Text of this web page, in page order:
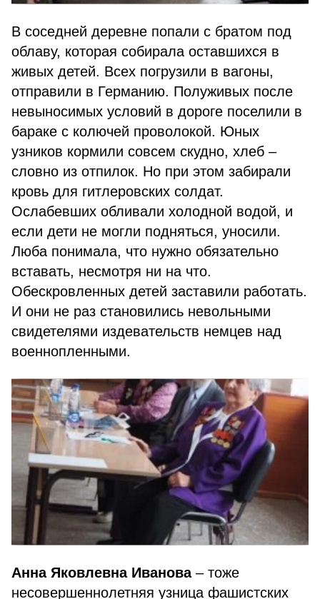
В соседней деревне попали с братом под
облаву, которая собирала оставшихся в
живых детей. Всех погрузили в вагоны,
отправили в Германию. Полуживых после
невыносимых условий в дороге поселили в
бараке с колючей проволокой. Юных
узников кормили совсем скудно, хлеб –
словно из отпилок. Но при этом забирали
кровь для гитлеровских солдат.
Ослабевших обливали холодной водой, и
если дети не могли подняться, уносили.
Люба понимала, что нужно обязательно
вставать, несмотря ни на что.
Обескровленных детей заставили работать.
И они не раз становились невольными
свидетелями издевательств немцев над
военнопленными.
Анна Яковлевна Иванова– тоже
несовершеннолетняя узница фашистских